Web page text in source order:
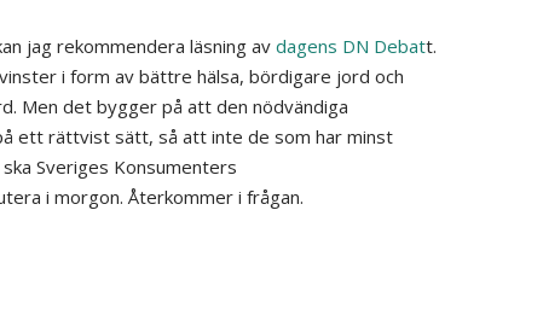
jag rekommendera läsning av dagens DN Debatt.
i form av bättre hälsa, bördigare jord och
Men det bygger på att den nödvändiga
ett rättvist sätt, så att inte de som har minst
Sveriges Konsumenters
i morgon. Återkommer i frågan.